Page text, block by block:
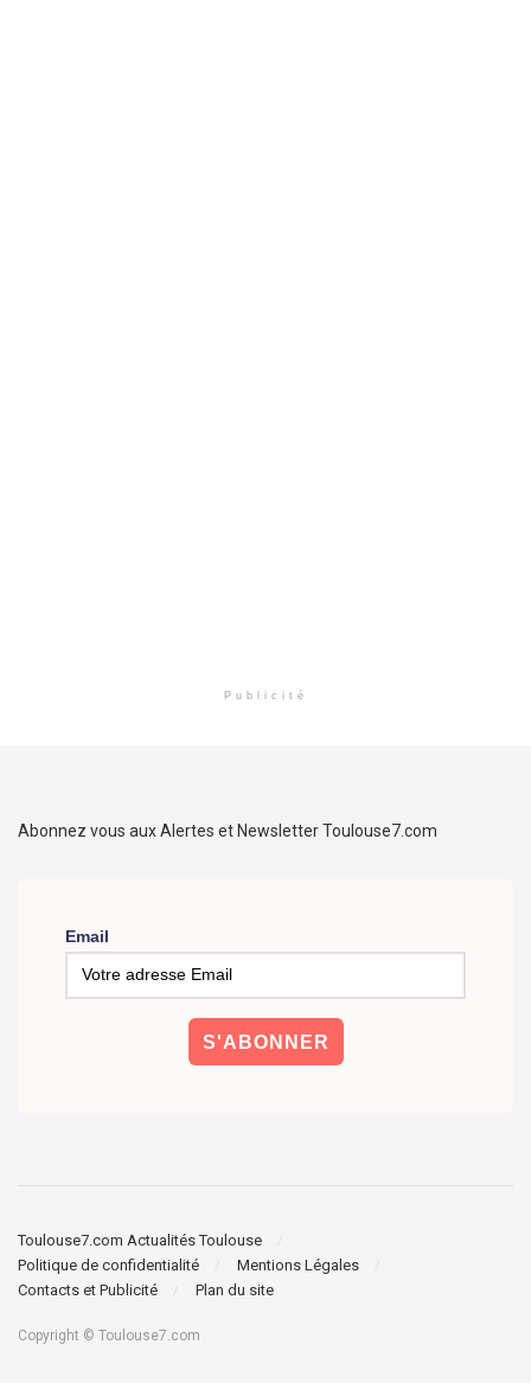
Publicité
Abonnez vous aux Alertes et Newsletter Toulouse7.com
Email
Toulouse7.com Actualités Toulouse
Politique de confidentialité
Mentions Légales
Contacts et Publicité
Plan du site
Copyright © Toulouse7.com